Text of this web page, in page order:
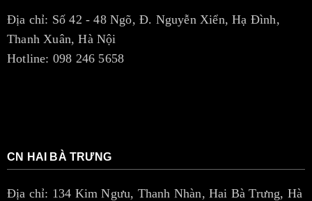
Địa chỉ: Số 42 - 48 Ngõ, Đ. Nguyễn Xiển, Hạ Đình,
Thanh Xuân, Hà Nội
Hotline: 098 246 5658
CN HAI BÀ TRƯNG
Địa chỉ: 134 Kim Ngưu, Thanh Nhàn, Hai Bà Trưng, Hà